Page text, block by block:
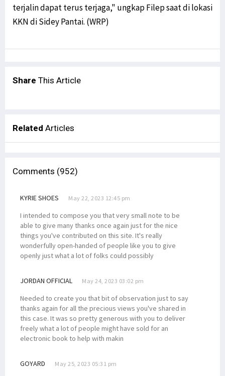
terjalin dapat terus terjaga," ungkap Filep saat di lokasi
KKN di Sidey Pantai. (WRP)
Share This Article
Related Articles
Comments (952)
KYRIE SHOES May 22, 2023 12:45 pm
I intended to compose you that very small note to be
able to give many thanks once again just for the nice
things you've contributed on this site. It's really
wonderfully open-handed of people like you to give
openly just what a lot of folks could possibly
JORDAN OFFICIAL May 24, 2023 03:02 pm
Needed to create you that bit of observation just to say
thanks again for all the precious views you've shared in
this case. It was so pretty generous with you to deliver
freely what a lot of people might have sold for an
electronic book to help with makin
GOYARD May 25, 2023 05:31 pm